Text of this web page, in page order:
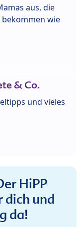
aus, die
wie
& Co.
und vieles
HiPP
dich und
da!